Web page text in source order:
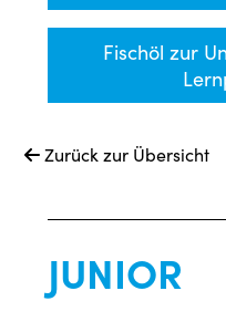
Fischöl zur
Zurück zur Übersicht
JUNIOR